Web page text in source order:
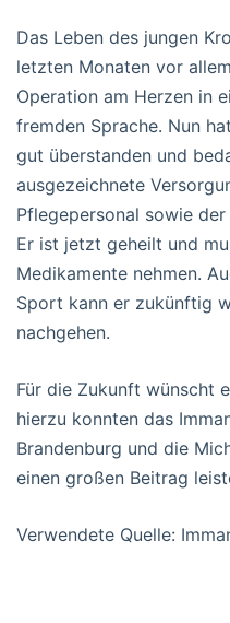
Das Leben des jungen
letzten Monaten vor
Operation am Herzen in
fremden Sprache. Nun
gut überstanden und
ausgezeichnete
Pflegepersonal sowie
Er ist jetzt geheilt und
Medikamente nehmen.
Sport kann er zukünftig
nachgehen.
Für die Zukunft wünscht
hierzu konnten das
Brandenburg und die
einen großen Beitrag
Verwendete Quelle: